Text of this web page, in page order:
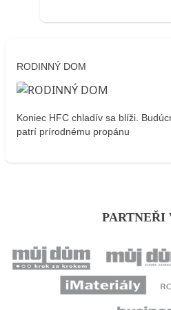
RODINNÝ DOM
Koniec HFC chladív sa blíži.
patrí prírodnému propánu
PARTNEŘI